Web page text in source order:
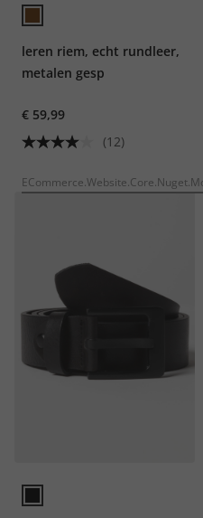
leren riem, echt rundleer,
metalen gesp
€ 59,99
(12)